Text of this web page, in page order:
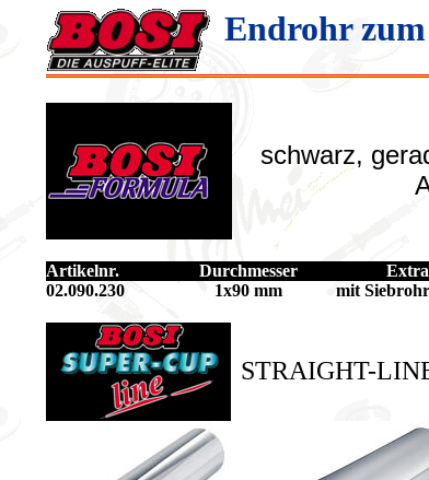
Endrohr
schwarz,
Artikelnr. Durchmesser Extra
02.090.230
1x90 mm mit
STRAIGHT-